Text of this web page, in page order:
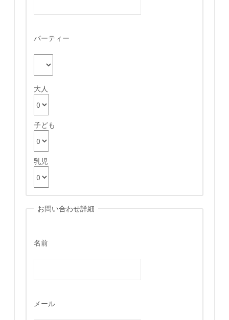
パーティー
大人
子ども
乳児
お問い合わせ詳細
名前
メール